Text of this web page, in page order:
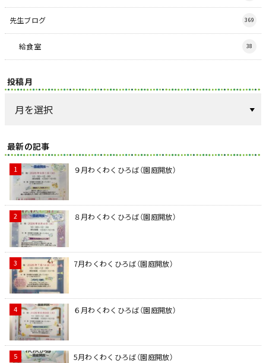
先生ブログ 369
給食室 38
投稿月
最新の記事
９月わくわくひろば（園庭開放）
８月わくわくひろば（園庭開放）
7月わくわくひろば（園庭開放）
６月わくわくひろば（園庭開放）
5月わくわくひろば（園庭開放）